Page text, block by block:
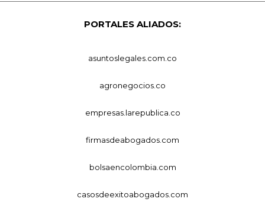
PORTALES ALIADOS:
asuntoslegales.com.co
agronegocios.co
empresas.larepublica.co
firmasdeabogados.com
bolsaencolombia.com
casosdeexitoabogados.com